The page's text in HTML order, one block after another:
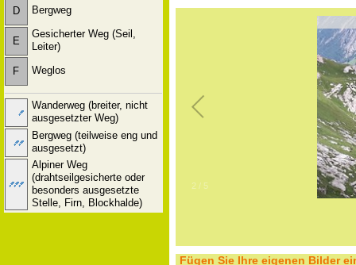
D Bergweg
E
Gesicherter Weg (Seil,
Leiter)
F Weglos
Wanderweg (breiter, nicht
ausgesetzter Weg)
Bergweg (teilweise eng und
ausgesetzt)
Alpiner Weg
(drahtseilgesicherte oder
besonders ausgesetzte
Stelle, Firn, Blockhalde)
2 / 5
Fügen Sie Ihre eigenen Bilder